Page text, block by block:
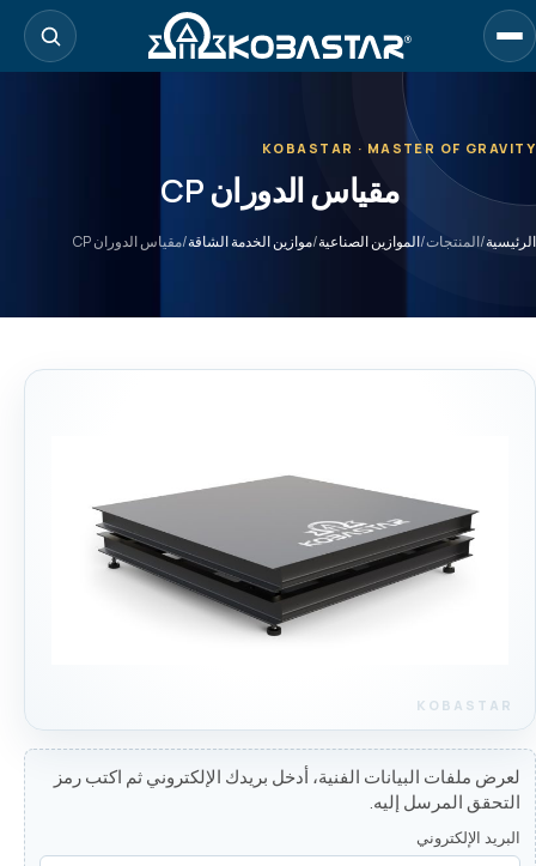
الانتقال
إلى
المحتوى
KOBASTAR · MASTER OF GRAVITY
مقياس الدوران CP
الرئيسية/المنتجات/الموازين الصناعية/موازين الخدمة الشاقة/مقياس الدوران CP
لعرض ملفات البيانات الفنية، أدخل بريدك الإلكتروني ثم اكتب رمز
التحقق المرسل إليه.
البريد الإلكتروني